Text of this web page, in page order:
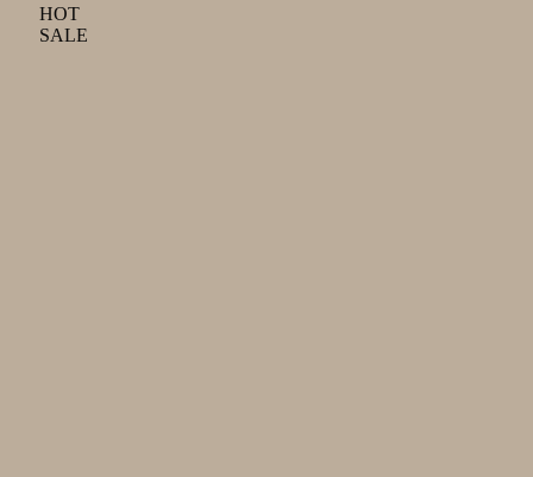
HOT
SALE